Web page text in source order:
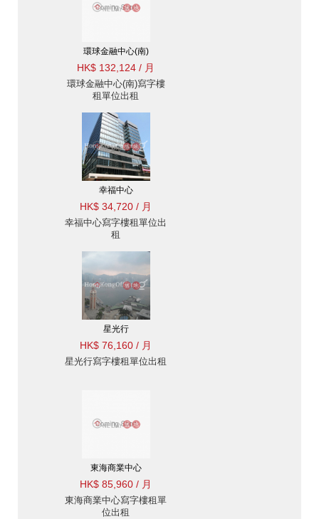
環球金融中心(南)
HK$ 132,124 / 月
環球金融中心(南)寫字樓
租單位出租
幸福中心
HK$ 34,720 / 月
幸福中心寫字樓租單位出
租
星光行
HK$ 76,160 / 月
星光行寫字樓租單位出租
東海商業中心
HK$ 85,960 / 月
東海商業中心寫字樓租單
位出租